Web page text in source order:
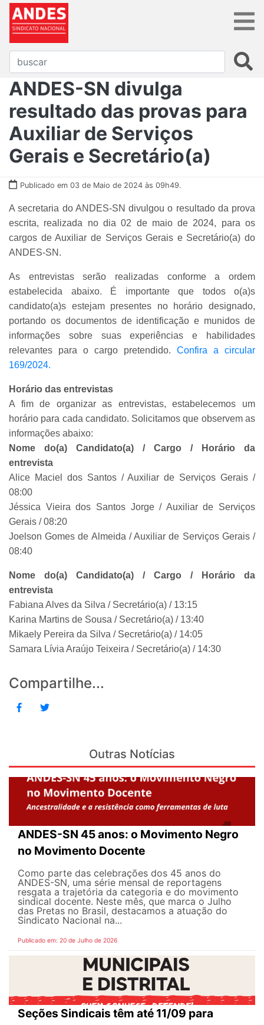
ANDES-SN divulga
resultado das provas para
Auxiliar de Serviços
Gerais e Secretário(a)
Publicado em 03 de Maio de 2024 às 09h49.
A secretaria do ANDES-SN divulgou o resultado da prova
escrita, realizada no dia 02 de maio de 2024, para os
cargos de Auxiliar de Serviços Gerais e Secretário(a) do
ANDES-SN.
As entrevistas serão realizadas conforme a ordem
estabelecida abaixo. É importante que todos o(a)s
candidato(a)s estejam presentes no horário designado,
portando os documentos de identificação e munidos de
informações sobre suas experiências e habilidades
relevantes para o cargo pretendido. Confira a circular
169/2024.
Horário das entrevistas
A fim de organizar as entrevistas, estabelecemos um
horário para cada candidato. Solicitamos que observem as
informações abaixo:
Nome do(a) Candidato(a) / Cargo / Horário da
entrevista
Alice Maciel dos Santos / Auxiliar de Serviços Gerais /
08:00
Jéssica Vieira dos Santos Jorge / Auxiliar de Serviços
Gerais / 08:20
Joelson Gomes de Almeida / Auxiliar de Serviços Gerais /
08:40
Nome do(a) Candidato(a) / Cargo / Horário da
entrevista
Fabiana Alves da Silva / Secretário(a) / 13:15
Karina Martins de Sousa / Secretário(a) / 13:40
Mikaely Pereira da Silva / Secretário(a) / 14:05
Samara Lívia Araújo Teixeira / Secretário(a) / 14:30
Compartilhe...
Outras Notícias
ANDES-SN 45 anos: o Movimento Negro
no Movimento Docente
Como parte das celebrações dos 45 anos do
ANDES-SN, uma série mensal de reportagens
resgata a trajetória da categoria e do movimento
sindical docente. Neste mês, que marca o Julho
das Pretas no Brasil, destacamos a atuação do
Sindicato Nacional na...
Publicado em: 20 de Julho de 2026
Seções Sindicais têm até 11/09 para